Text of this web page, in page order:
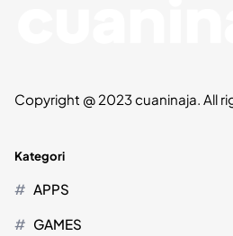
Copyright @ 2023 cuaninaja. All
Kategori
APPS
GAMES